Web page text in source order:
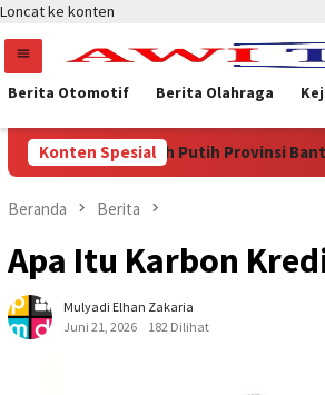
Loncat ke konten
Berita Otomotif Berita Olahraga
Konten Spesial
Merah Putih Provinsi Banten
Beranda Berita
Apa Itu Karbon
Mulyadi Elhan Zakaria
Juni 21, 2026
182 Dilihat